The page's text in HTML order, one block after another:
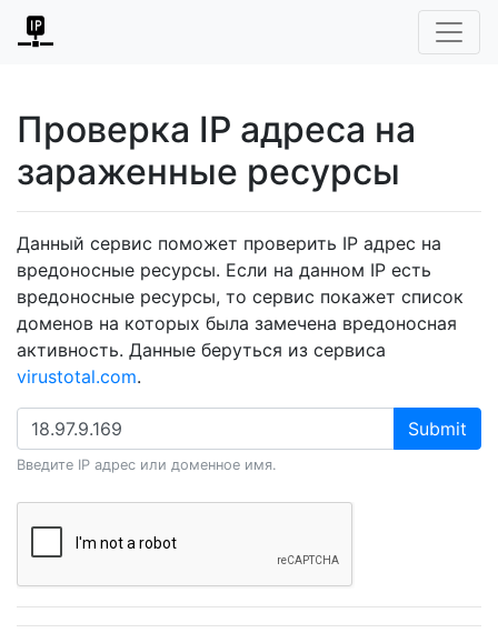
Проверка IP адреса на
зараженные ресурсы
Данный сервис поможет проверить IP адрес на
вредоносные ресурсы. Если на данном IP есть
вредоносные ресурсы, то сервис покажет список
доменов на которых была замечена вредоносная
активность. Данные беруться из сервиса
virustotal.com.
Submit
Введите IP адрес или доменное имя.